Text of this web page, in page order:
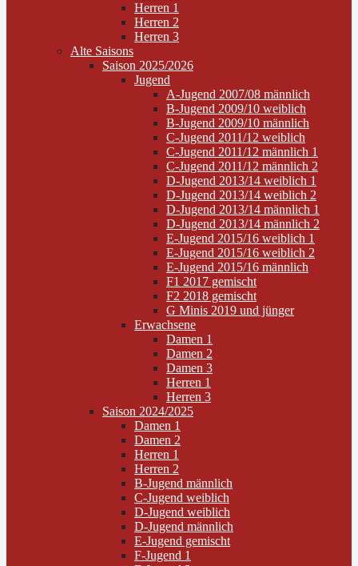
Herren 1
Herren 2
Herren 3
Alte Saisons
Saison 2025/2026
Jugend
A-Jugend 2007/08 männlich
B-Jugend 2009/10 weiblich
B-Jugend 2009/10 männlich
C-Jugend 2011/12 weiblich
C-Jugend 2011/12 männlich 1
C-Jugend 2011/12 männlich 2
D-Jugend 2013/14 weiblich 1
D-Jugend 2013/14 weiblich 2
D-Jugend 2013/14 männlich 1
D-Jugend 2013/14 männlich 2
E-Jugend 2015/16 weiblich 1
E-Jugend 2015/16 weiblich 2
E-Jugend 2015/16 männlich
F1 2017 gemischt
F2 2018 gemischt
G Minis 2019 und jünger
Erwachsene
Damen 1
Damen 2
Damen 3
Herren 1
Herren 3
Saison 2024/2025
Damen 1
Damen 2
Herren 1
Herren 2
B-Jugend männlich
C-Jugend weiblich
D-Jugend weiblich
D-Jugend männlich
E-Jugend gemischt
F-Jugend 1